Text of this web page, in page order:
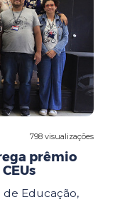
798 visualizações
prêmio
de Educação,